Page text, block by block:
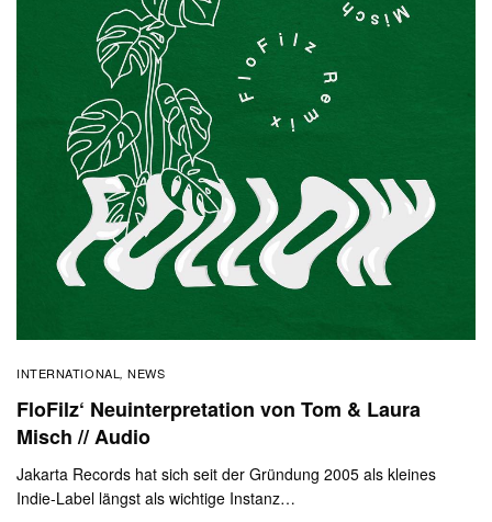
INTERNATIONAL ,NEWS
FloFilz‘ Neuinterpretation von Tom & Laura
Misch // Audio
Jakarta Records hat sich seit der Gründung 2005 als kleines
Indie-Label längst als wichtige Instanz…